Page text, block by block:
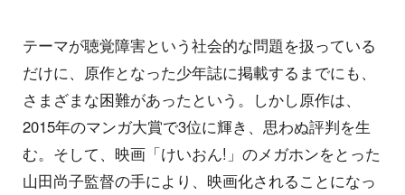
テーマが聴覚障害という社会的な問題を扱っている
だけに、原作となった少年誌に掲載するまでにも、
さまざまな困難があったという。しかし原作は、
2015年のマンガ大賞で3位に輝き、思わぬ評判を生
む。そして、映画「けいおん!」のメガホンをとった
山田尚子監督の手により、映画化されることになっ